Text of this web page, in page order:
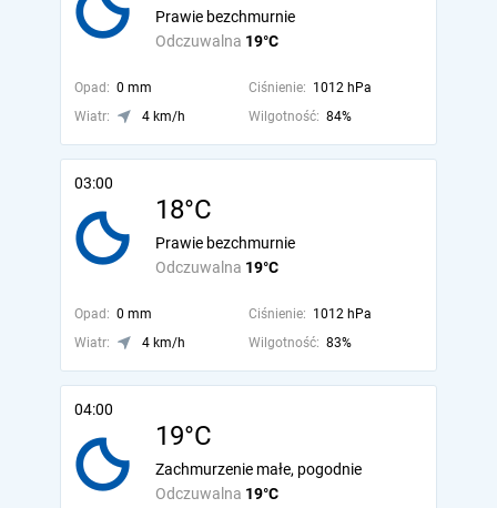
Odczuwalna 19°C
Prawie bezchmurnie
Opad: 0 mm Ciśnienie: 1012 hPa
Wiatr:
4 km/h Wilgotność: 84%
03:00
18°C
Odczuwalna 19°C
Prawie bezchmurnie
Opad: 0 mm Ciśnienie: 1012 hPa
Wiatr:
4 km/h Wilgotność: 83%
04:00
19°C
Odczuwalna 19°C
Zachmurzenie małe, pogodnie